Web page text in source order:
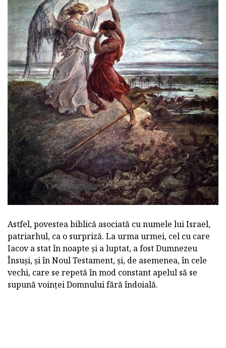
Astfel, povestea biblică asociată cu numele lui Israel,
patriarhul, ca o surpriză. La urma urmei, cel cu care
Iacov a stat în noapte și a luptat, a fost Dumnezeu
Însuși, și în Noul Testament, și, de asemenea, în cele
vechi, care se repetă în mod constant apelul să se
supună voinței Domnului fără îndoială.